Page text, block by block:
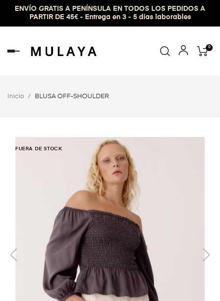
ENVÍO GRATIS A PENÍNSULA EN TODOS LOS PEDIDOS A
PARTIR DE 45€ - Entrega en 3 - 5 días laborables
Navegación
0
Inicio BLUSA OFF-SHOULDER
FUERA DE STOCK